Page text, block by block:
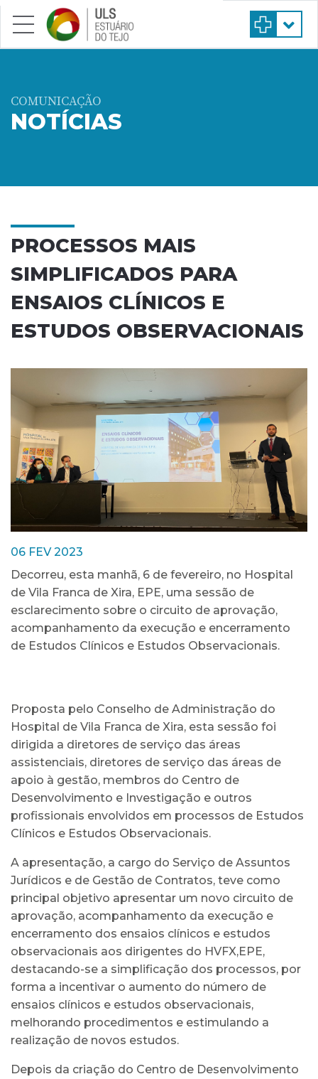
Saltar para conteúdo principal
COMUNICAÇÃO
NOTÍCIAS
PROCESSOS MAIS
SIMPLIFICADOS PARA
ENSAIOS CLÍNICOS E
ESTUDOS OBSERVACIONAIS
06 FEV 2023
Decorreu, esta manhã, 6 de fevereiro, no Hospital
de Vila Franca de Xira, EPE, uma sessão de
esclarecimento sobre o circuito de aprovação,
acompanhamento da execução e encerramento
de Estudos Clínicos e Estudos Observacionais.
Proposta pelo Conselho de Administração do
Hospital de Vila Franca de Xira, esta sessão foi
dirigida a diretores de serviço das áreas
assistenciais, diretores de serviço das áreas de
apoio à gestão, membros do Centro de
Desenvolvimento e Investigação e outros
profissionais envolvidos em processos de Estudos
Clínicos e Estudos Observacionais.
A apresentação, a cargo do Serviço de Assuntos
Jurídicos e de Gestão de Contratos, teve como
principal objetivo apresentar um novo circuito de
aprovação, acompanhamento da execução e
encerramento dos ensaios clínicos e estudos
observacionais aos dirigentes do HVFX,EPE,
destacando-se a simplificação dos processos, por
forma a incentivar o aumento do número de
ensaios clínicos e estudos observacionais,
melhorando procedimentos e estimulando a
realização de novos estudos.
Depois da criação do Centro de Desenvolvimento